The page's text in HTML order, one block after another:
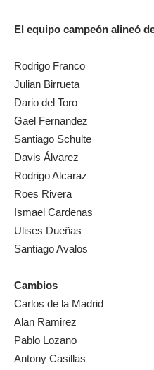
El equipo campeón alineó
Rodrigo Franco
Julian Birrueta
Dario del Toro
Gael Fernandez
Santiago Schulte
Davis Álvarez
Rodrigo Alcaraz
Roes Rivera
Ismael Cardenas
Ulises Dueñas
Santiago Avalos
Cambios
Carlos de la Madrid
Alan Ramirez
Pablo Lozano
Antony Casillas